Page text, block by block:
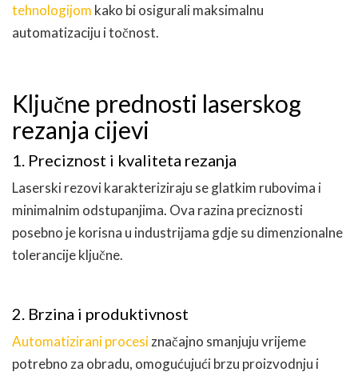
tehnologijom kako bi osigurali maksimalnu
automatizaciju i točnost.
Ključne prednosti laserskog
rezanja cijevi
1. Preciznost i kvaliteta rezanja
Laserski rezovi karakteriziraju se glatkim rubovima i
minimalnim odstupanjima. Ova razina preciznosti
posebno je korisna u industrijama gdje su dimenzionalne
tolerancije ključne.
2. Brzina i produktivnost
Automatizirani procesiznačajno smanjuju vrijeme
potrebno za obradu, omogućujući brzu proizvodnju i